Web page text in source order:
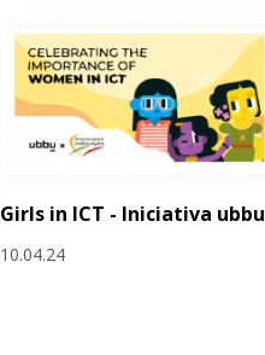
Girls in ICT - Iniciativa ubbu
10.04.24